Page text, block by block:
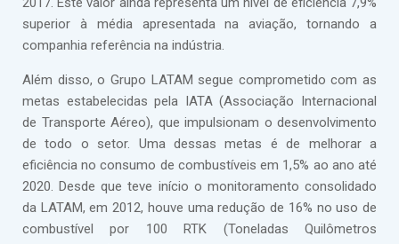
superior à média apresentada na aviação, tornando a
companhia referência na indústria.
Além disso, o Grupo LATAM segue comprometido com as
metas estabelecidas pela IATA (Associação Internacional
de Transporte Aéreo), que impulsionam o desenvolvimento
de todo o setor. Uma dessas metas é de melhorar a
eficiência no consumo de combustíveis em 1,5% ao ano até
2020. Desde que teve início o monitoramento consolidado
da LATAM, em 2012, houve uma redução de 16% no uso de
combustível por 100 RTK (Toneladas Quilômetros